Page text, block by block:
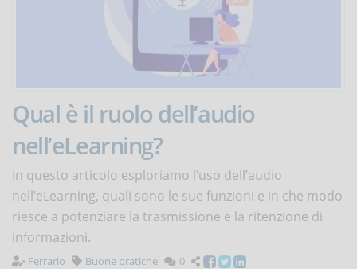
Qual è il ruolo dell’audio
nell’eLearning?
In questo articolo esploriamo l’uso dell’audio
nell’eLearning, quali sono le sue funzioni e in che modo
riesce a potenziare la trasmissione e la ritenzione di
informazioni.
Ferrario Buone pratiche 0